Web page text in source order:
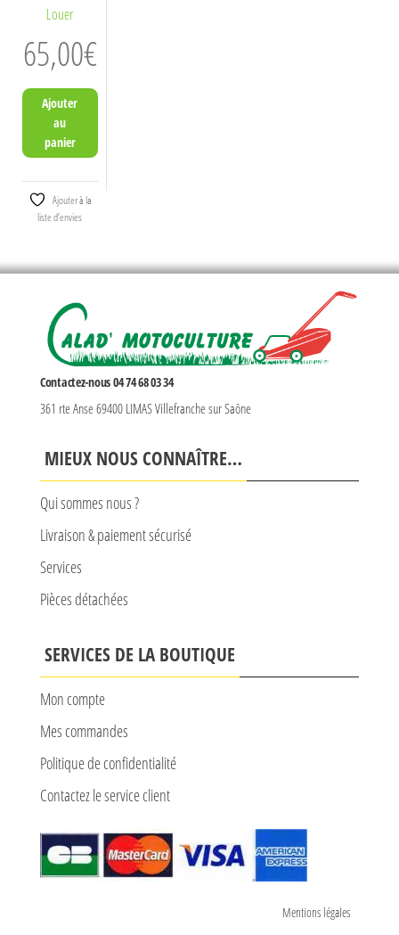
Louer
65,00€
Ajouter
au
panier
Ajouter à la
liste d’envies
Contactez-nous 04 74 68 03 34
361 rte Anse 69400 LIMAS Villefranche sur Saône
MIEUX NOUS CONNAÎTRE…
Qui sommes nous ?
Livraison & paiement sécurisé
Services
Pièces détachées
SERVICES DE LA BOUTIQUE
Mon compte
Mes commandes
Politique de confidentialité
Contactez le service client
Mentions légales